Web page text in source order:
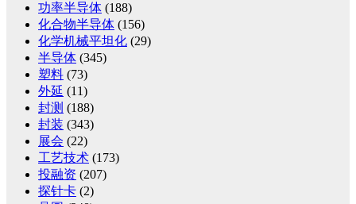
功率半导体 (188)
化合物半导体 (156)
化学机械平坦化 (29)
半导体 (345)
塑料 (73)
外延 (11)
封测 (188)
封装 (343)
展会 (22)
工艺技术 (173)
投融资 (207)
探针卡 (2)